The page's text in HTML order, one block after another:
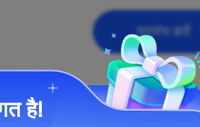
प्रारंभ करें
है!